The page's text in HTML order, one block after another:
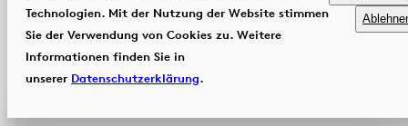
Technologien. Mit der Nutzung der Website stimmen
Sie der Verwendung von Cookies zu. Weitere
Informationen finden Sie in
unserer Datenschutzerklärung.